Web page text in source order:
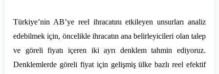
Türkiye’nin AB’ye reel ihracatını etkileyen unsurları analiz
edebilmek için, öncelikle ihracatın ana belirleyicileri olan talep
ve göreli fiyatı içeren iki ayrı denklem tahmin ediyoruz.
Denklemlerde göreli fiyat için gelişmiş ülke bazlı reel efektif